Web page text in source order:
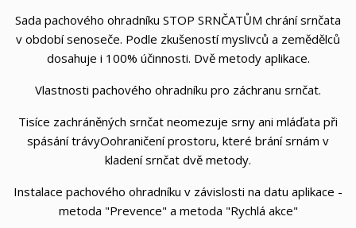
Sada pachového ohradníku STOP SRNČATŮM chrání srnčata
v období senoseče. Podle zkušeností myslivců a zemědělců
dosahuje i 100% účinnosti. Dvě metody aplikace.
Vlastnosti pachového ohradníku pro záchranu srnčat.
Tisíce zachráněných srnčat neomezuje srny ani mláďata při
spásání trávyOohraničení prostoru, které brání srnám v
kladení srnčat dvě metody.
Instalace pachového ohradníku v závislosti na datu aplikace -
metoda "Prevence" a metoda "Rychlá akce"